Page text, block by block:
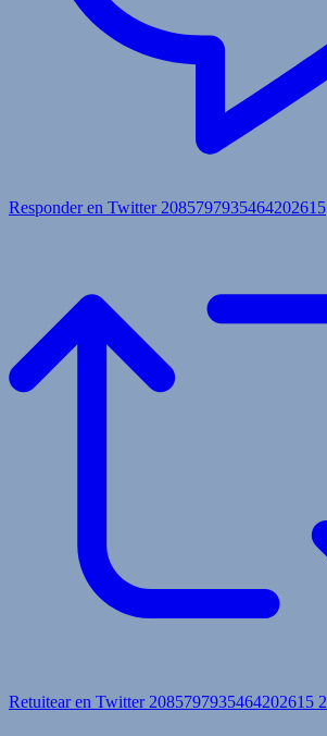
Responder en Twitter 2085797935464202615
Retuitear en Twitter 2085797935464202615 2